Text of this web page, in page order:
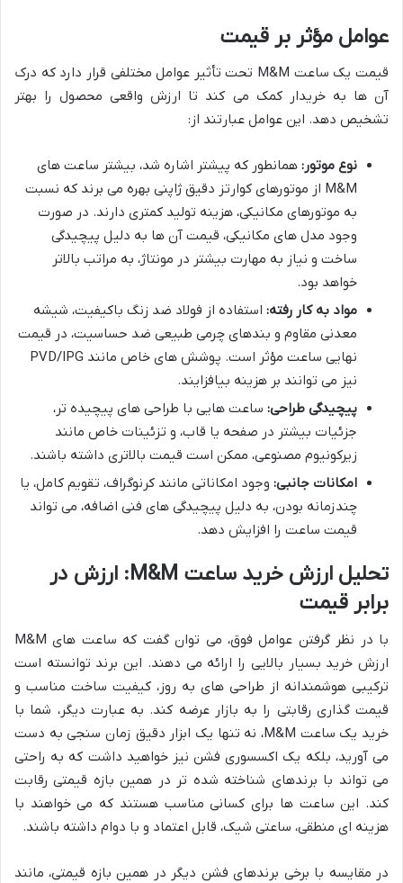
عوامل مؤثر بر قیمت
قیمت یک ساعت M&M تحت تأثیر عوامل مختلفی قرار دارد که درک
آن ها به خریدار کمک می کند تا ارزش واقعی محصول را بهتر
تشخیص دهد. این عوامل عبارتند از:
نوع موتور: همانطور که پیشتر اشاره شد، بیشتر ساعت های
M&M از موتورهای کوارتز دقیق ژاپنی بهره می برند که نسبت
به موتورهای مکانیکی، هزینه تولید کمتری دارند. در صورت
وجود مدل های مکانیکی، قیمت آن ها به دلیل پیچیدگی
ساخت و نیاز به مهارت بیشتر در مونتاژ، به مراتب بالاتر
خواهد بود.
مواد به کار رفته: استفاده از فولاد ضد زنگ باکیفیت، شیشه
معدنی مقاوم و بندهای چرمی طبیعی ضد حساسیت، در قیمت
نهایی ساعت مؤثر است. پوشش های خاص مانند PVD/IPG
نیز می توانند بر هزینه بیافزایند.
پیچیدگی طراحی: ساعت هایی با طراحی های پیچیده تر،
جزئیات بیشتر در صفحه یا قاب، و تزئینات خاص مانند
زیرکونیوم مصنوعی، ممکن است قیمت بالاتری داشته باشند.
امکانات جانبی: وجود امکاناتی مانند کرنوگراف، تقویم کامل، یا
چندزمانه بودن، به دلیل پیچیدگی های فنی اضافه، می تواند
قیمت ساعت را افزایش دهد.
تحلیل ارزش خرید ساعت M&M: ارزش در
برابر قیمت
با در نظر گرفتن عوامل فوق، می توان گفت که ساعت های M&M
ارزش خرید بسیار بالایی را ارائه می دهند. این برند توانسته است
ترکیبی هوشمندانه از طراحی های به روز، کیفیت ساخت مناسب و
قیمت گذاری رقابتی را به بازار عرضه کند. به عبارت دیگر، شما با
خرید یک ساعت M&M، نه تنها یک ابزار دقیق زمان سنجی به دست
می آورید، بلکه یک اکسسوری فشن نیز خواهید داشت که به راحتی
می تواند با برندهای شناخته شده تر در همین بازه قیمتی رقابت
کند. این ساعت ها برای کسانی مناسب هستند که می خواهند با
هزینه ای منطقی، ساعتی شیک، قابل اعتماد و با دوام داشته باشند.
در مقایسه با برخی برندهای فشن دیگر در همین بازه قیمتی، مانند